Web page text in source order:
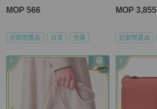
MOP 566
近新閒置品 台灣 免運
MOP 3,855
近新閒置品